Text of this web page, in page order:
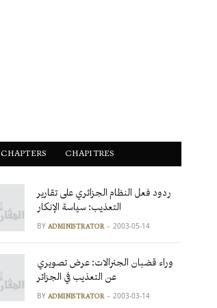
ْCHAPTERS CHAPITRES
ردود فعل النظام الجزائري على تقارير
التعذيب: سياسة الإنكار
BY ADMINISTRATOR 2003-05-14
وراء قضبان الجنرالات: عرض تصويري
عن التعذيب في الجزائر
BY ADMINISTRATOR 2003-03-14